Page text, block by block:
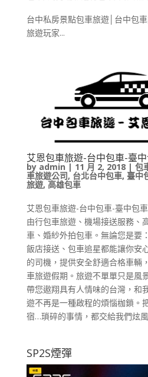
台中私房景點包車旅遊│台中包
旅遊玩家...
艾恩包車旅遊-台中包車-臺
by admin | 11 月 2, 2018| 包
車旅遊公司, 台北台中包車, 臺中
旅遊, 高雄包車
艾恩包車旅遊-台中包車-臺中包
由行包車旅遊、機場接送服務、
車、婚紗外拍包車。無論您是要
飯店接送、包車追星都能讓你安
的司機，提供安全舒適合格車輛
車旅遊假期。旅遊不單單只是風
帶您遨翔具有人情味的台灣，和
遊不再是一種啟程的煩惱枷鎖。
宿…瑣碎的事情，都交給我們炫
SP2S煙彈